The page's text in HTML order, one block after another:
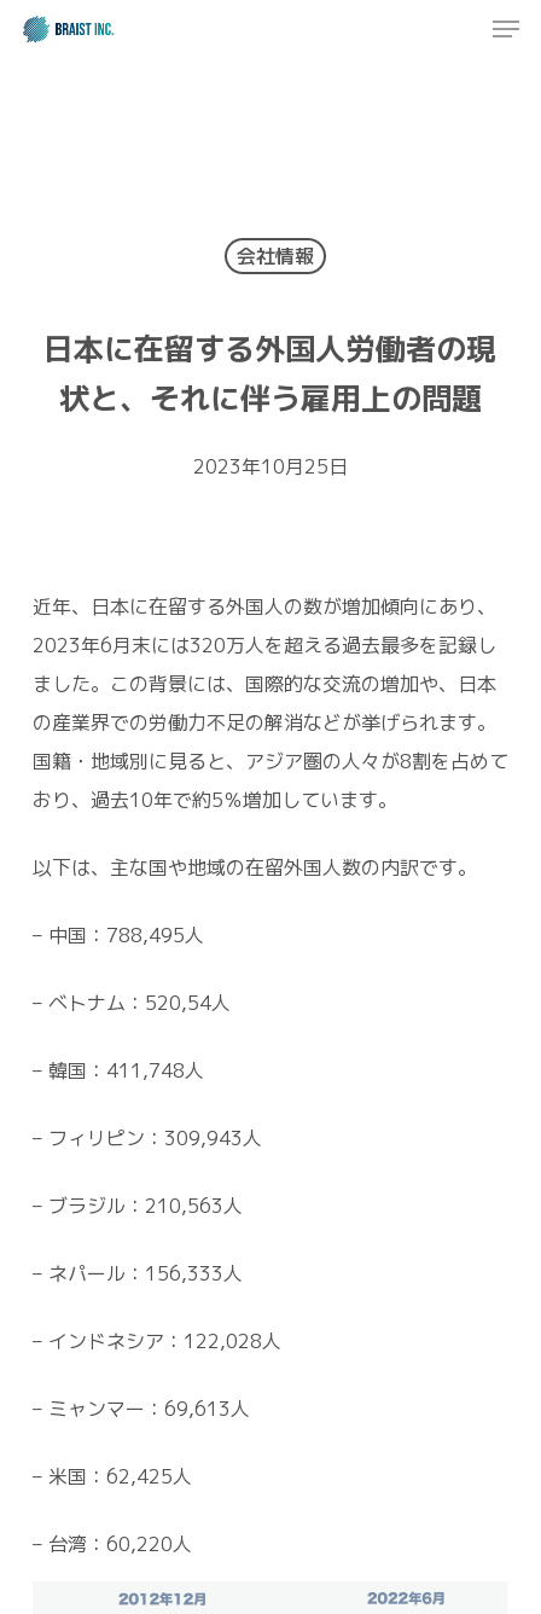
Skip
会社情報
日本に在留する外国人労働者の現
状と、それに伴う雇用上の問題
2023年10月25日
近年、日本に在留する外国人の数が増加傾向にあり、
2023年6月末には320万人を超える過去最多を記録し
ました。この背景には、国際的な交流の増加や、日本
の産業界での労働力不足の解消などが挙げられます。
国籍・地域別に見ると、アジア圏の人々が8割を占めて
おり、過去10年で約5％増加しています。
以下は、主な国や地域の在留外国人数の内訳です。
– 中国：788,495人
– ベトナム：520,54人
– 韓国：411,748人
– フィリピン：309,943人
– ブラジル：210,563人
– ネパール：156,333人
– インドネシア：122,028人
– ミャンマー：69,613人
– 米国：62,425人
– 台湾：60,220人